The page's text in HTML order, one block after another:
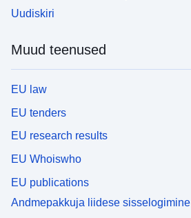
Uudiskiri
Muud teenused
EU law
EU tenders
EU research results
EU Whoiswho
EU publications
Andmepakkuja liidese sisselogimine